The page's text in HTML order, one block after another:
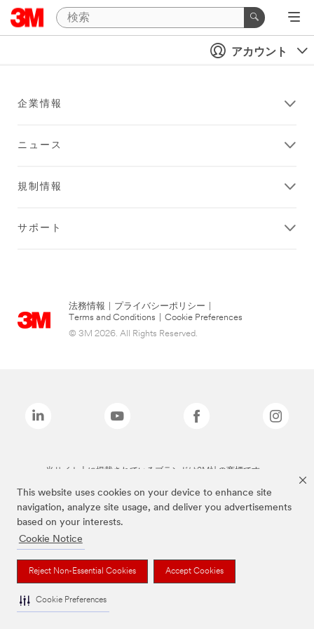
This website uses cookies on your device to enhance site
navigation, analyze site usage, and deliver you advertisements
based on your interests.
Cookie Notice
Reject Non-Essential Cookies Accept Cookies
Cookie Preferences
アカウント
企業情報
ニュース
規制情報
サポート
法務情報 プライバシーポリシー
Terms and Conditions
Cookie Preferences
© 3M 2026. All Rights Reserved.
当サイト上に掲載されているブランドは3M社の商標です。